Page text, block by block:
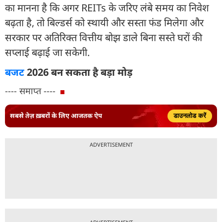
का मानना है कि अगर REITs के जरिए लंबे समय का निवेश
बढ़ता है, तो बिल्डर्स को स्थायी और सस्ता फंड मिलेगा और
सरकार पर अतिरिक्त वित्तीय बोझ डाले बिना सस्ते घरों की
सप्लाई बढ़ाई जा सकेगी.
बजट2026 बन सकता है बड़ा मोड़
---- समाप्त ----
सबसे तेज़ ख़बरों के लिए आजतक ऐप डाउनलोड करें
ADVERTISEMENT